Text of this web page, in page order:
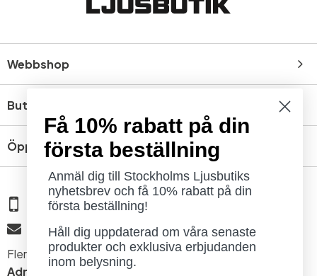
Webbshop
Butik
Öppettider
08 - 654 29 00
info@ljusbutik.se
Fler kontaktuppgifter »
Adress:
Kungsholmsgatan 6, 112 27 Stockholm
Få 10% rabatt på din
första beställning
Anmäl dig till Stockholms Ljusbutiks
nyhetsbrev och få 10% rabatt på din
första beställning!
Håll dig uppdaterad om våra senaste
produkter och exklusiva erbjudanden
inom belysning.